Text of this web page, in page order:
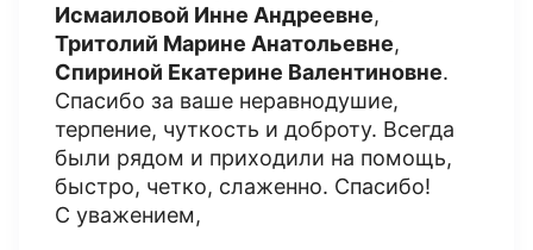
Исмаиловой Инне Андреевне,
Тритолий Марине Анатольевне,
Спириной Екатерине Валентиновне.
Спасибо за ваше неравнодушие,
терпение, чуткость и доброту. Всегда
были рядом и приходили на помощь,
быстро, четко, слаженно. Спасибо!
С уважением,